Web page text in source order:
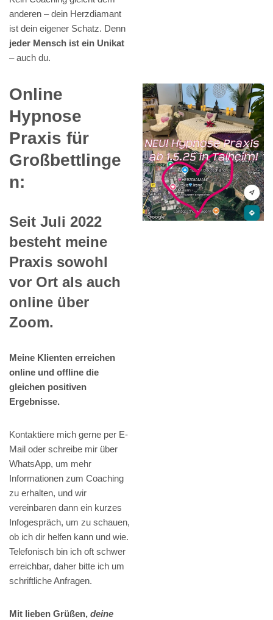
anderen – dein Herzdiamant
ist dein eigener Schatz. Denn
jeder Mensch ist ein Unikat
– auch du.
Online
Hypnose
Praxis für
Großbettlinge
n:
Seit Juli 2022
besteht meine
Praxis sowohl
vor Ort als auch
online über
Zoom.
Meine Klienten erreichen
online und offline die
gleichen positiven
Ergebnisse.
Kontaktiere mich gerne per E-
Mail oder schreibe mir über
WhatsApp, um mehr
Informationen zum Coaching
zu erhalten, und wir
vereinbaren dann ein kurzes
Infogespräch, um zu schauen,
ob ich dir helfen kann und wie.
Telefonisch bin ich oft schwer
erreichbar, daher bitte ich um
schriftliche Anfragen.
Mit lieben Grüßen, deine